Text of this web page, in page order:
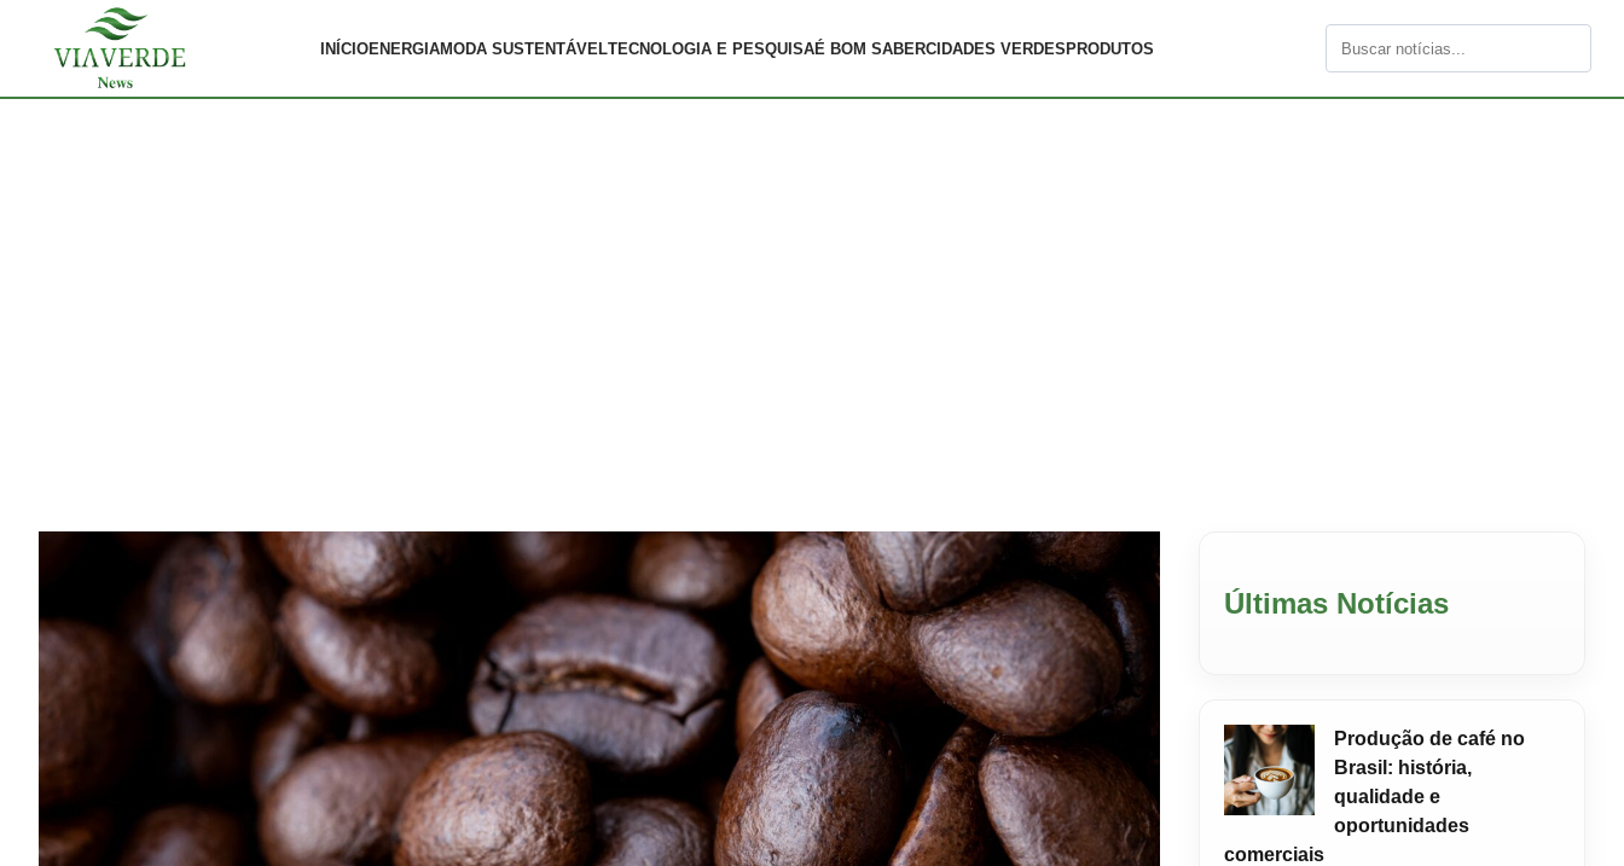
INÍCIOENERGIAMODA SUSTENTÁVELTECNOLOGIA E PESQUISAÉ BOM SABERCIDADES VERDES PRODUTOS
Buscar
Últimas Notícias
Produção de café no
Brasil: história,
qualidade e
oportunidades
comerciais